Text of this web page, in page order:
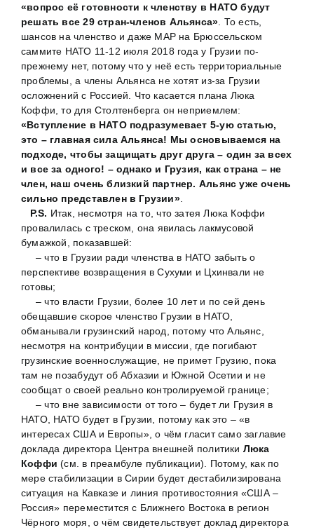
«вопрос её готовности к членству в НАТО будут
решать все 29 стран-членов Альянса» . То есть,
шансов на членство и даже MAP на Брюссельском
саммите НАТО 11-12 июля 2018 года у Грузии по-
прежнему нет, потому что у неё есть территориальные
проблемы, а члены Альянса не хотят из-за Грузии
осложнений с Россией. Что касается плана Люка
Коффи, то для Столтенберга он неприемлем:
«Вступление в НАТО подразумевает 5-ую статью,
это – главная сила Альянса! Мы основываемся на
подходе, чтобы защищать друг друга – один за всех
и все за одного! – однако и Грузия, как страна – не
член, наш очень близкий партнер. Альянс уже очень
сильно представлен в Грузии».
P.S. Итак, несмотря на то, что затея Люка Коффи
провалилась с треском, она явилась лакмусовой
бумажкой, показавшей:
– что в Грузии ради членства в НАТО забыть о
перспективе возвращения в Сухуми и Цхинвали не
готовы;
– что власти Грузии, более 10 лет и по сей день
обещавшие скорое членство Грузии в НАТО,
обманывали грузинский народ, потому что Альянс,
несмотря на контрибуции в миссии, где погибают
грузинские военнослужащие, не примет Грузию, пока
там не позабудут об Абхазии и Южной Осетии и не
сообщат о своей реально контролируемой границе;
– что вне зависимости от того – будет ли Грузия в
НАТО, НАТО будет в Грузии, потому как это – «в
интересах США и Европы», о чём гласит само заглавие
доклада директора Центра внешней политики Люка
Коффи (см. в преамбуле публикации). Потому, как по
мере стабилизации в Сирии будет дестабилизирована
ситуация на Кавказе и линия противостояния «США –
Россия» переместится с Ближнего Востока в регион
Чёрного моря, о чём свидетельствует доклад директора